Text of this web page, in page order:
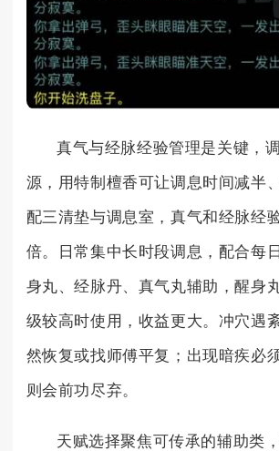
真气与经脉经验管理是关键，
源，用特制檀香可让调息时间减半
配三清垫与调息室，真气和经脉经
倍。日常集中长时段调息，配合每
身丸、经脉丹、真气丸辅助，醒身
级较高时使用，收益更大。冲穴遇
然恢复或找师傅平复；出现暗疾必
则会前功尽弃。
天赋选择聚焦可传承的辅助类